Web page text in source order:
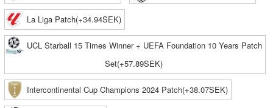
La Liga Patch(+34.94SEK)
UCL Starball 15 Times Winner + UEFA Foundation 10 Years Patch
Set(+57.89SEK)
Intercontinental Cup Champions 2024 Patch(+38.07SEK)